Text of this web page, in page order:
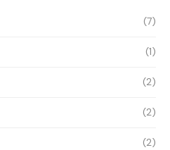
(7)
(1)
(2)
(2)
(2)